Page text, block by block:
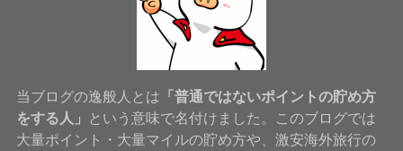
当ブログの逸般人とは 「普通ではないポイントの貯め方
をする人」
という意味で名付けました。このブログでは
大量ポイント・大量マイルの貯め方や、激安海外旅行の